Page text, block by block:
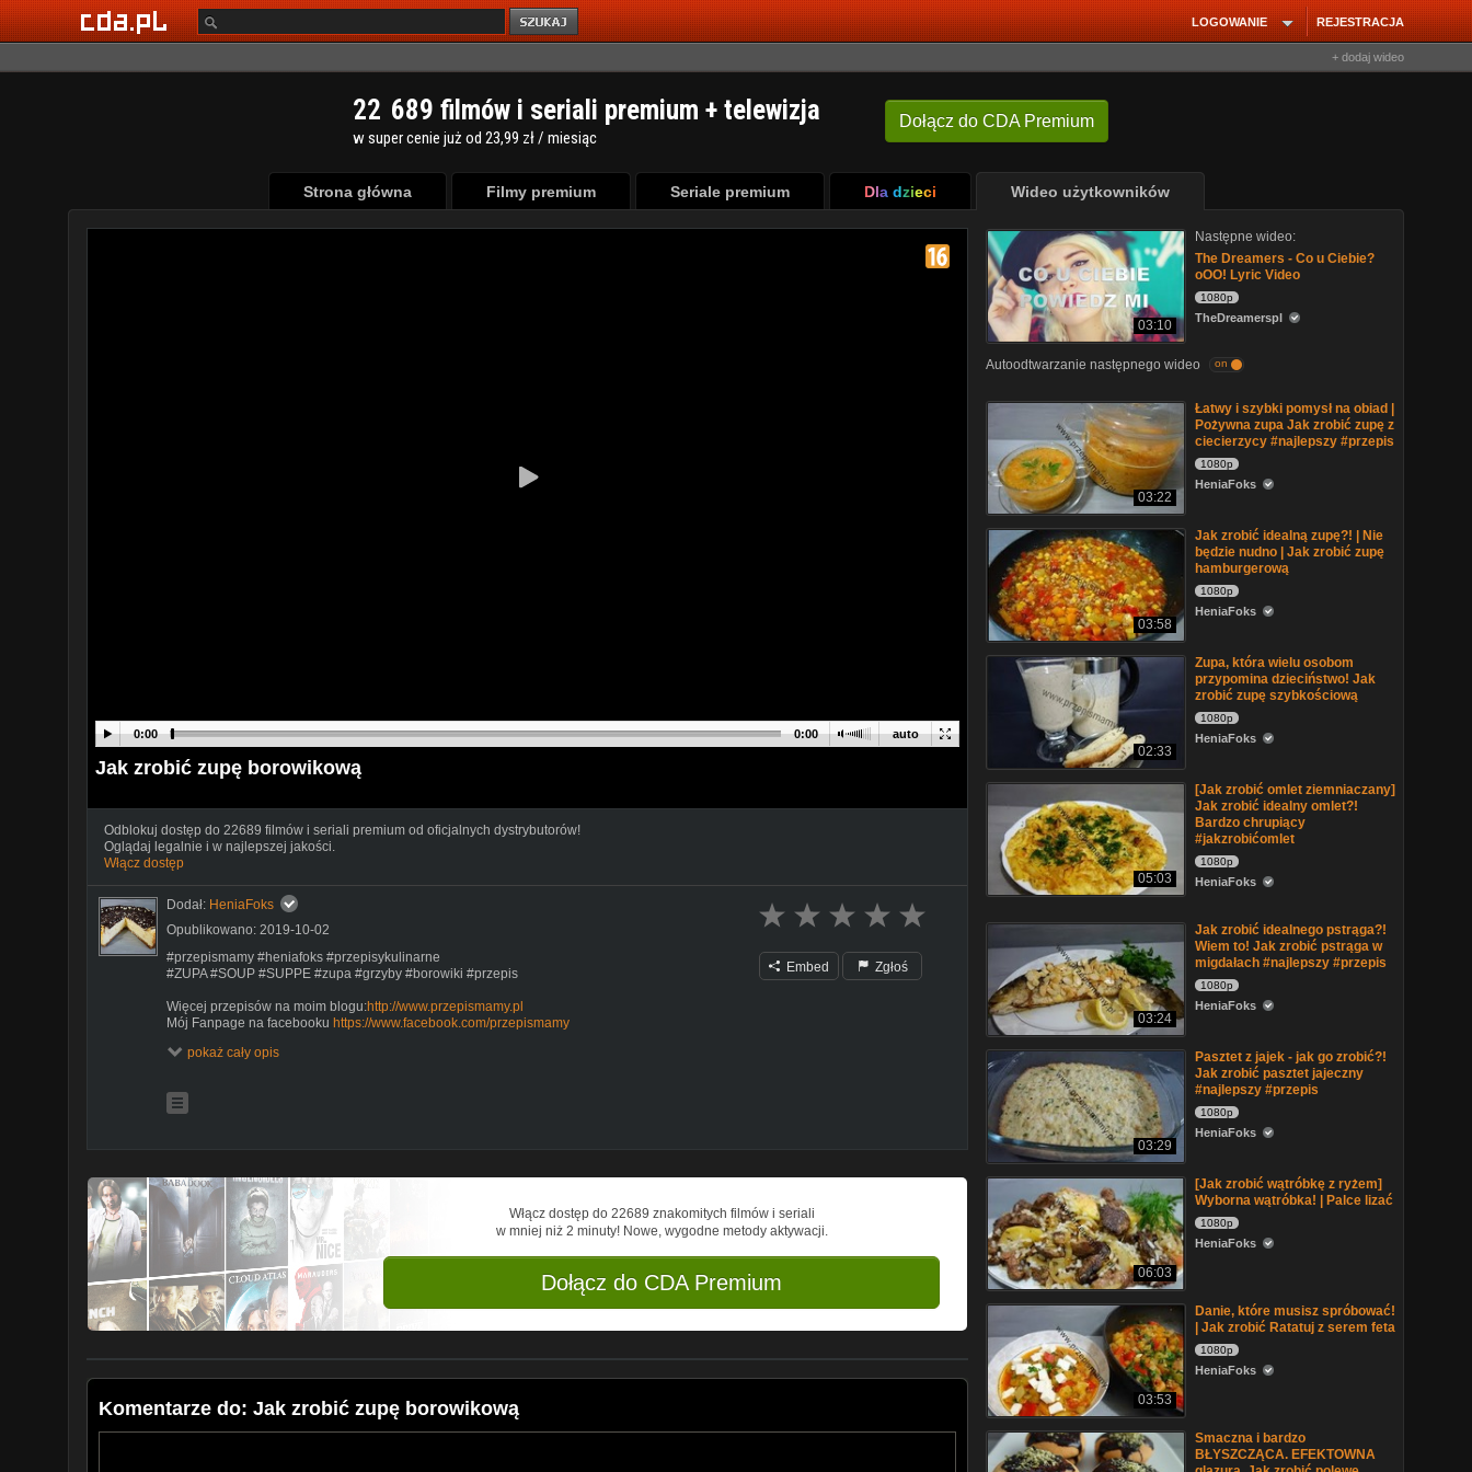
REJESTRACJA
LOGOWANIE
+ dodaj wideo
Dołącz do CDA Premium
22 689 filmów i seriali premium + telewizja
w super cenie już od 23,99 zł / miesiąc
Strona główna Filmy premium Seriale premium Dla dzieci Wideo użytkowników
auto
0:00 0:00
Jak zrobić zupę borowikową
Odblokuj dostęp do 22689 filmów i seriali premium od oficjalnych dystrybutorów!
Oglądaj legalnie i w najlepszej jakości.
Włącz dostęp
Dodał: HeniaFoks
Opublikowano: 2019-10-02
#przepismamy #heniafoks #przepisykulinarne
#ZUPA #SOUP #SUPPE #zupa #grzyby #borowiki #przepis
Więcej przepisów na moim blogu:http://www.przepismamy.pl
Mój Fanpage na facebooku https://www.facebook.com/przepismamy
Moje pozostałe filmy
Jeżeli podobają się Państwu moje przepisy to proszę o łapkę w górę,
udostępnianie, komentarz pod filmem oraz subskrybowanie.
ZAREJESTRUJ SIĘ, klikając tutaj
aktywuj powiadomienia klikając dzwonek a jeśli podobał Ci się film, nie zapomnij go
UDOSTĘPNIĆ. Dziękuję za wspólnie spędzony czas !
WSZYSTKIE PRZEPISY HENIA FOKS
https://www.youtube.com/c/HeniaFoksprzepismamypl/videos
NAPISZ PYTANIA W KOMENTARZACH
pokaż cały opis
Embed Zgłoś
Włącz dostęp do 22689 znakomitych filmów i seriali
w mniej niż 2 minuty! Nowe, wygodne metody aktywacji.
Dołącz do CDA Premium
Komentarze do: Jak zrobić zupę borowikową
03:10
Następne wideo:
The Dreamers - Co u Ciebie?
oOO! Lyric Video
1080p
TheDreamerspl
Autoodtwarzanie następnego wideo on
03:22
Łatwy i szybki pomysł na obiad |
Pożywna zupa Jak zrobić zupę z
ciecierzycy #najlepszy #przepis
1080p
HeniaFoks
03:58
Jak zrobić idealną zupę?! | Nie
będzie nudno | Jak zrobić zupę
hamburgerową
1080p
HeniaFoks
02:33
Zupa, która wielu osobom
przypomina dzieciństwo! Jak
zrobić zupę szybkościową
1080p
HeniaFoks
05:03
[Jak zrobić omlet ziemniaczany]
Jak zrobić idealny omlet?!
Bardzo chrupiący
#jakzrobićomlet
1080p
HeniaFoks
03:24
Jak zrobić idealnego pstrąga?!
Wiem to! Jak zrobić pstrąga w
migdałach #najlepszy #przepis
1080p
HeniaFoks
03:29
Pasztet z jajek - jak go zrobić?!
Jak zrobić pasztet jajeczny
#najlepszy #przepis
1080p
HeniaFoks
06:03
[Jak zrobić wątróbkę z ryżem]
Wyborna wątróbka! | Palce lizać
1080p
HeniaFoks
03:53
Danie, które musisz spróbować!
| Jak zrobić Ratatuj z serem feta
1080p
HeniaFoks
Smaczna i bardzo
BŁYSZCZĄCA. EFEKTOWNA